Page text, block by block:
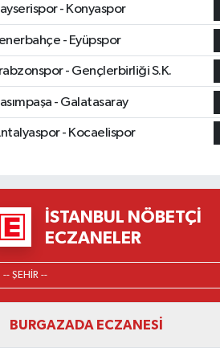
- Konyaspor
- Eyüpspor
- Gençlerbirliği S.K.
- Galatasaray
- Kocaelispor
İSTANBUL NÖBETÇI
ECZANELER
BURGAZADA ECZANESİ